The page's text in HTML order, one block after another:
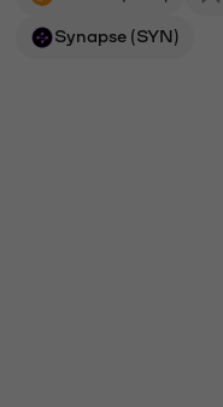
Synapse (SYN)